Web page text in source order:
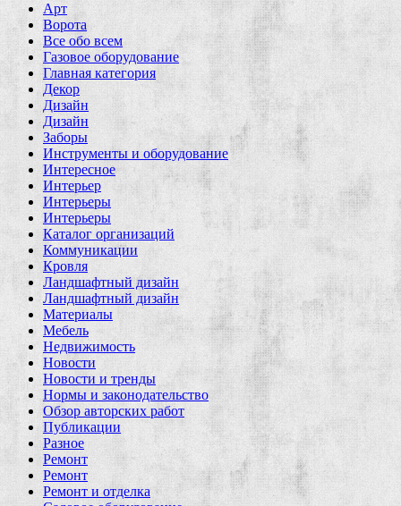
Арт
Ворота
Все обо всем
Газовое оборудование
Главная категория
Декор
Дизайн
Дизайн
Заборы
Инструменты и оборудование
Интересное
Интерьер
Интерьеры
Интерьеры
Каталог организаций
Коммуникации
Кровля
Ландшафтный дизайн
Ландшафтный дизайн
Материалы
Мебель
Недвижимость
Новости
Новости и тренды
Нормы и законодательство
Обзор авторских работ
Публикации
Разное
Ремонт
Ремонт
Ремонт и отделка